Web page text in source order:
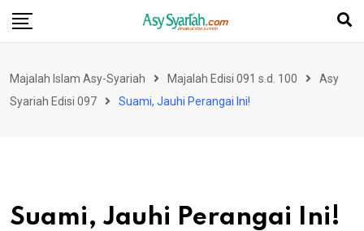
Skip
Majalah Islam Asy-Syariah Majalah Edisi 091 s.d. 100
Asy
Syariah Edisi 097
Suami, Jauhi Perangai Ini!
Suami, Jauhi Perangai Ini!